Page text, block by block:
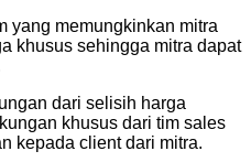
yang memungkinkan mitra
khusus sehingga mitra dapat
dari selisih harga
khusus dari tim sales
kepada client dari mitra.